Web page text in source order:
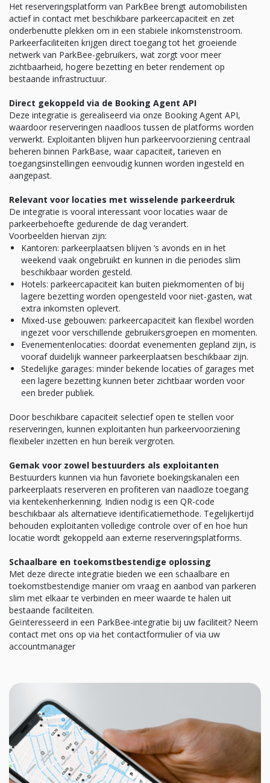
Het reserveringsplatform van ParkBee brengt automobilisten
actief in contact met beschikbare parkeercapaciteit en zet
onderbenutte plekken om in een stabiele inkomstenstroom.
Parkeerfaciliteiten krijgen direct toegang tot het groeiende
netwerk van ParkBee-gebruikers, wat zorgt voor meer
zichtbaarheid, hogere bezetting en beter rendement op
bestaande infrastructuur.
Direct gekoppeld via de Booking Agent API
Deze integratie is gerealiseerd via onze Booking Agent API,
waardoor reserveringen naadloos tussen de platforms worden
verwerkt. Exploitanten blijven hun parkeervoorziening centraal
beheren binnen ParkBase, waar capaciteit, tarieven en
toegangsinstellingen eenvoudig kunnen worden ingesteld en
aangepast.
Relevant voor locaties met wisselende parkeerdruk
De integratie is vooral interessant voor locaties waar de
parkeerbehoefte gedurende de dag verandert.
Voorbeelden hiervan zijn:
Kantoren: parkeerplaatsen blijven ’s avonds en in het
weekend vaak ongebruikt en kunnen in die periodes slim
beschikbaar worden gesteld.
Hotels: parkeercapaciteit kan buiten piekmomenten of bij
lagere bezetting worden opengesteld voor niet-gasten, wat
extra inkomsten oplevert.
Mixed-use gebouwen: parkeercapaciteit kan flexibel worden
ingezet voor verschillende gebruikersgroepen en momenten.
Evenementenlocaties: doordat evenementen gepland zijn, is
vooraf duidelijk wanneer parkeerplaatsen beschikbaar zijn.
Stedelijke garages: minder bekende locaties of garages met
een lagere bezetting kunnen beter zichtbaar worden voor
een breder publiek.
Door beschikbare capaciteit selectief open te stellen voor
reserveringen, kunnen exploitanten hun parkeervoorziening
flexibeler inzetten en hun bereik vergroten.
Gemak voor zowel bestuurders als exploitanten
Bestuurders kunnen via hun favoriete boekingskanalen een
parkeerplaats reserveren en profiteren van naadloze toegang
via kentekenherkenning. Indien nodig is een QR-code
beschikbaar als alternatieve identificatiemethode. Tegelijkertijd
behouden exploitanten volledige controle over of en hoe hun
locatie wordt gekoppeld aan externe reserveringsplatforms.
Schaalbare en toekomstbestendige oplossing
Met deze directe integratie bieden we een schaalbare en
toekomstbestendige manier om vraag en aanbod van parkeren
slim met elkaar te verbinden en meer waarde te halen uit
bestaande faciliteiten.
Geïnteresseerd in een ParkBee-integratie bij uw faciliteit? Neem
contact met ons op via het contactformulier of via uw
accountmanager